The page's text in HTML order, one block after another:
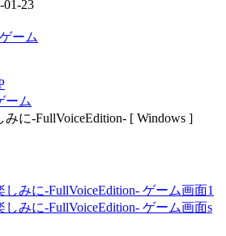
01-23
ーム
ーム
に-FullVoiceEdition- [ Windows ]